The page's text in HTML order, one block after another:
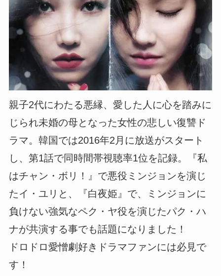
親子2代にわたる悪縁、愛した人に心を踏みに
じられ未婚の母となった女性の悲しい復讐ド
ラマ。韓国では2016年2月に放送がスタート
し、第1話で同時間帯視聴率1位を記録。『私
はチャン・ボリ！』で悪役ミンジョンを演じ
たイ・ユリと、『白夜姫』で、ミンジョンに
負けない強気なペク・ヤ役を演じたパク・ハ
ナが共演する事でも話題になりました！
ドロドロ愛憎劇好きドラマファンには必見で
す！